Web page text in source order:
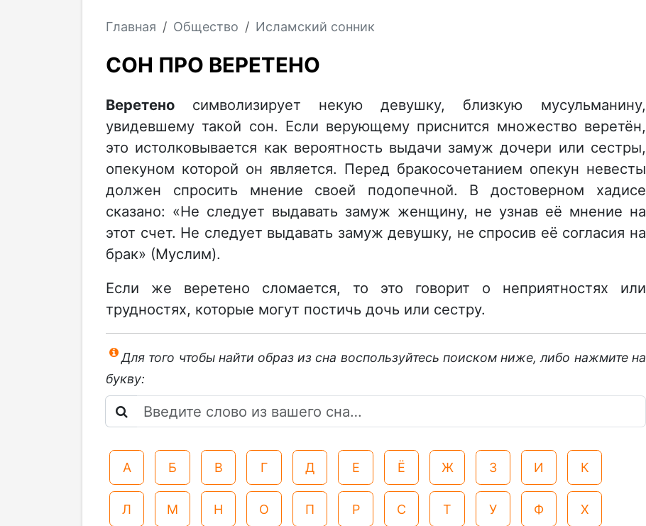
Главная Общество Исламский сонник
СОН ПРО ВЕРЕТЕНО
Веретено символизирует некую девушку, близкую мусульманину,
увидевшему такой сон. Если верующему приснится множество веретён,
это истолковывается как вероятность выдачи замуж дочери или сестры,
опекуном которой он является. Перед бракосочетанием опекун невесты
должен спросить мнение своей подопечной. В достоверном хадисе
сказано: «Не следует выдавать замуж женщину, не узнав её мнение на
этот счет. Не следует выдавать замуж девушку, не спросив её согласия на
брак» (Муслим).
Если же веретено сломается, то это говорит о неприятностях или
трудностях, которые могут постичь дочь или сестру.
Для того чтобы найти образ из сна воспользуйтесь поиском ниже, либо нажмите на
букву:
А Б В Г Д Е Ё Ж З И К
Л М Н О П Р С Т У Ф Х